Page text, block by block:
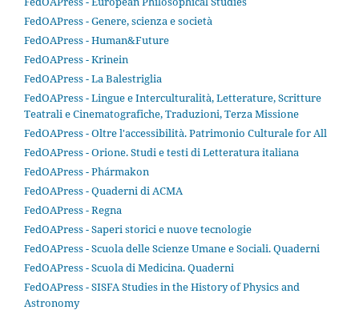
FedOAPress - Genere, scienza e società
FedOAPress - Human&Future
FedOAPress - Krinein
FedOAPress - La Balestriglia
FedOAPress - Lingue e Interculturalità, Letterature, Scritture
Teatrali e Cinematografiche, Traduzioni, Terza Missione
FedOAPress - Oltre l'accessibilità. Patrimonio Culturale for All
FedOAPress - Orione. Studi e testi di Letteratura italiana
FedOAPress - Phármakon
FedOAPress - Quaderni di ACMA
FedOAPress - Regna
FedOAPress - Saperi storici e nuove tecnologie
FedOAPress - Scuola delle Scienze Umane e Sociali. Quaderni
FedOAPress - Scuola di Medicina. Quaderni
FedOAPress - SISFA Studies in the History of Physics and
Astronomy